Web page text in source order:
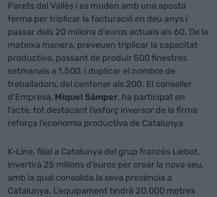
Parets del Vallès i es muden amb una aposta
ferma per triplicar la facturació en deu anys i
passar dels 20 milions d’euros actuals als 60. De la
mateixa manera, preveuen triplicar la capacitat
productiva, passant de produir 500 finestres
setmanals a 1.500, i duplicar el nombre de
treballadors, del centenar als 200. El conseller
d’Empresa, Miquel Sàmper, ha participat en
l’acte, tot destacant l’esforç inversor de la firma
reforça l’economia productiva de Catalunya.
K·Line, filial a Catalunya del grup francès Liebot,
invertirà 25 milions d’euros per crear la nova seu,
amb la qual consolida la seva presència a
Catalunya. L’equipament tindrà 20.000 metres